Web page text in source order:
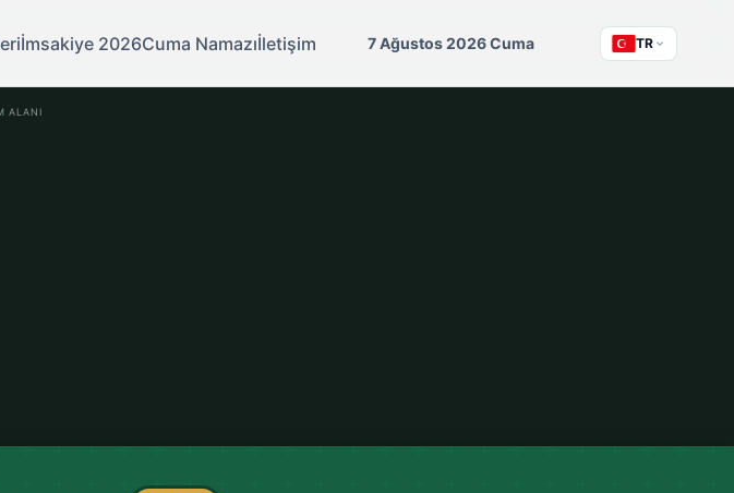
İmsakiye 2026Cuma Namazıİletişim 7 Ağustos 2026 Cuma TR
ALANI